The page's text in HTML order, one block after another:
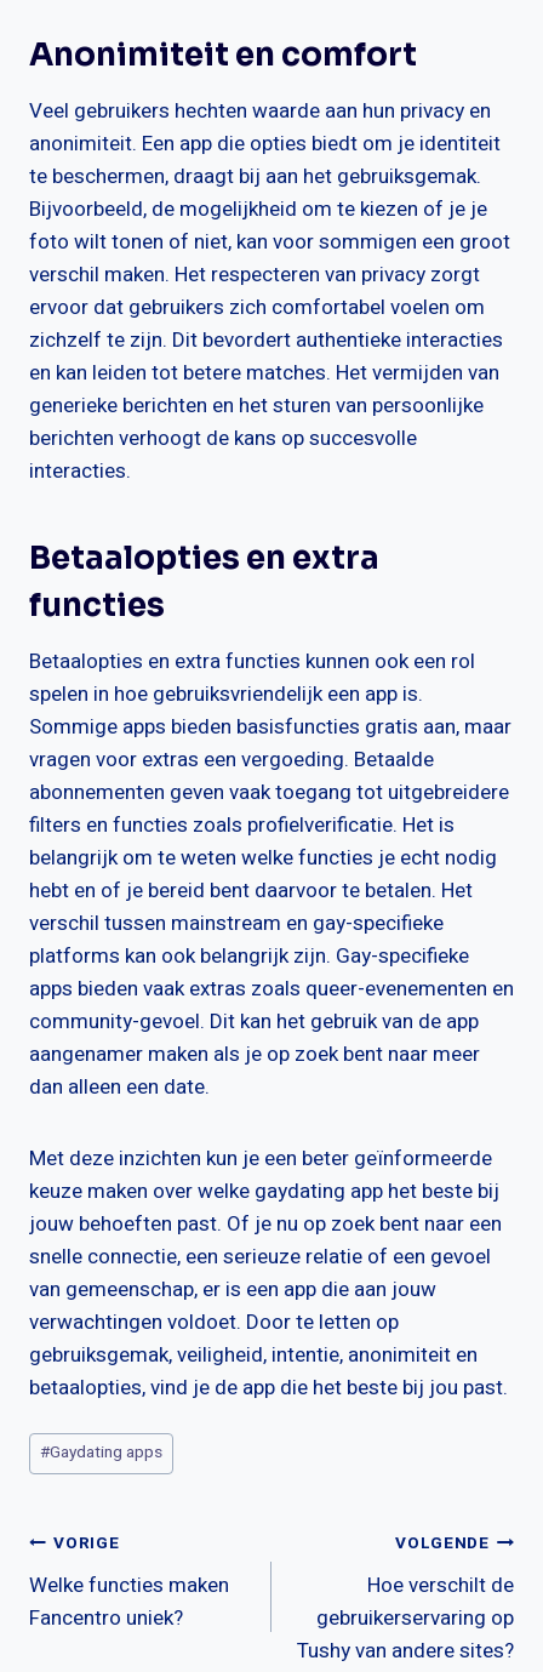
Anonimiteit en comfort
Veel gebruikers hechten waarde aan hun privacy en
anonimiteit. Een app die opties biedt om je identiteit
te beschermen, draagt bij aan het gebruiksgemak.
Bijvoorbeeld, de mogelijkheid om te kiezen of je je
foto wilt tonen of niet, kan voor sommigen een groot
verschil maken. Het respecteren van privacy zorgt
ervoor dat gebruikers zich comfortabel voelen om
zichzelf te zijn. Dit bevordert authentieke interacties
en kan leiden tot betere matches. Het vermijden van
generieke berichten en het sturen van persoonlijke
berichten verhoogt de kans op succesvolle
interacties.
Betaalopties en extra
functies
Betaalopties en extra functies kunnen ook een rol
spelen in hoe gebruiksvriendelijk een app is.
Sommige apps bieden basisfuncties gratis aan, maar
vragen voor extras een vergoeding. Betaalde
abonnementen geven vaak toegang tot uitgebreidere
filters en functies zoals profielverificatie. Het is
belangrijk om te weten welke functies je echt nodig
hebt en of je bereid bent daarvoor te betalen. Het
verschil tussen mainstream en gay-specifieke
platforms kan ook belangrijk zijn. Gay-specifieke
apps bieden vaak extras zoals queer-evenementen en
community-gevoel. Dit kan het gebruik van de app
aangenamer maken als je op zoek bent naar meer
dan alleen een date.
Met deze inzichten kun je een beter geïnformeerde
keuze maken over welke gaydating app het beste bij
jouw behoeften past. Of je nu op zoek bent naar een
snelle connectie, een serieuze relatie of een gevoel
van gemeenschap, er is een app die aan jouw
verwachtingen voldoet. Door te letten op
gebruiksgemak, veiligheid, intentie, anonimiteit en
betaalopties, vind je de app die het beste bij jou past.
Bericht
tags:
#Gaydating apps
Bericht
navigatie
VORIGE
Welke functies maken
Fancentro uniek?
VOLGENDE
Hoe verschilt de
gebruikerservaring op
Tushy van andere sites?